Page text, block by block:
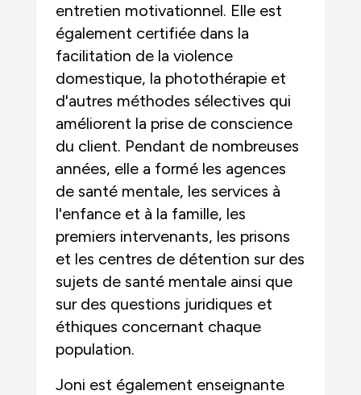
entretien motivationnel. Elle est
également certifiée dans la
facilitation de la violence
domestique, la photothérapie et
d'autres méthodes sélectives qui
améliorent la prise de conscience
du client. Pendant de nombreuses
années, elle a formé les agences
de santé mentale, les services à
l'enfance et à la famille, les
premiers intervenants, les prisons
et les centres de détention sur des
sujets de santé mentale ainsi que
sur des questions juridiques et
éthiques concernant chaque
population.
Joni est également enseignante